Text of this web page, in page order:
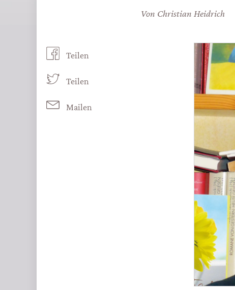
Von Christian Heidrich
Teilen
Teilen
Mailen